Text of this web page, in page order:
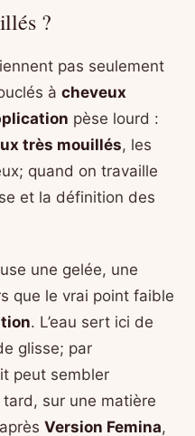
?
pas seulement
à cheveux
pèse lourd :
très mouillés, les
quand on travaille
et la définition des
une gelée, une
que le vrai point faible
. L’eau sert ici de
glisse; par
peut sembler
tard, sur une matière
Version Femina,